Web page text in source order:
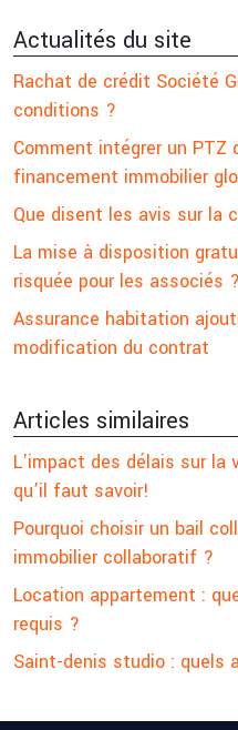
Actualités du site
Rachat de crédit Société
conditions ?
Comment intégrer un PTZ
financement immobilier
Que disent les avis sur la
La mise à disposition
risquée pour les associés ?
Assurance habitation
modification du contrat
Articles similaires
L’impact des délais sur
qu’il faut savoir!
Pourquoi choisir un bail
immobilier collaboratif ?
Location appartement :
requis ?
Saint-denis studio : quels